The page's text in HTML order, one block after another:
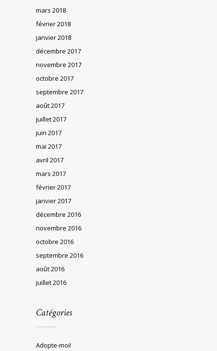
mars 2018
février 2018
janvier 2018
décembre 2017
novembre 2017
octobre 2017
septembre 2017
août 2017
juillet 2017
juin 2017
mai 2017
avril 2017
mars 2017
février 2017
janvier 2017
décembre 2016
novembre 2016
octobre 2016
septembre 2016
août 2016
juillet 2016
Catégories
Adopte-moi!